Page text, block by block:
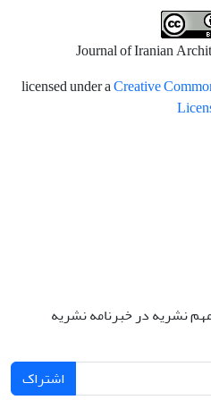
Journal of Iranian
licensed under aCreative
نشریه در خبرنامه نشریه
اشتراک